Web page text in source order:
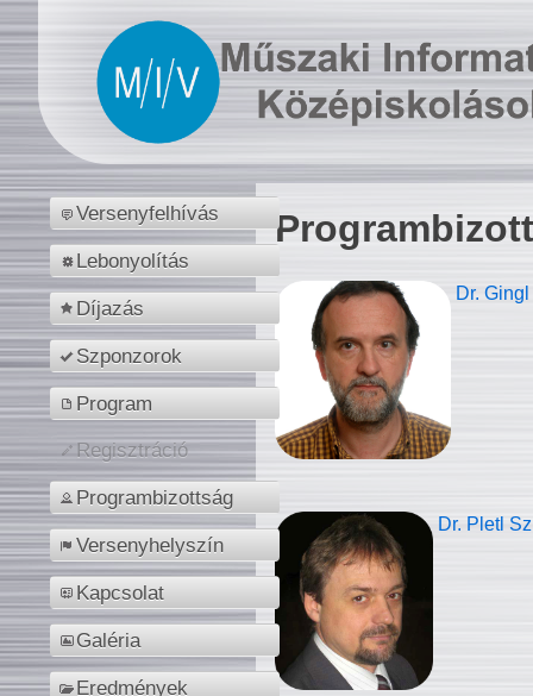
Versenyfelhívás
Lebonyolítás
Díjazás
Szponzorok
Program
Regisztráció
Programbizottság
Versenyhelyszín
Kapcsolat
Galéria
Eredmények
Dr.
Dr. Pletl